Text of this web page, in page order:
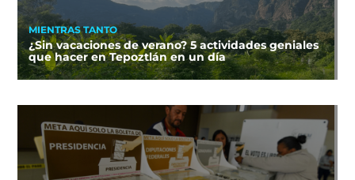
MIENTRAS TANTO
¿Sin vacaciones de verano? 5 actividades geniales
que hacer en Tepoztlán en un día